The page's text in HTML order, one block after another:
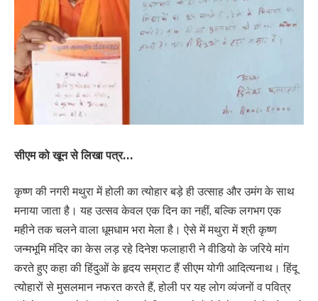
सीएम को खून से लिखा पत्र…
कृष्ण की नगरी मथुरा में होली का त्योहार बड़े ही उत्साह और उमंग के साथ
मनाया जाता है। यह उत्सव केवल एक दिन का नहीं, बल्कि लगभग एक
महीने तक चलने वाला धूमधाम भरा मेला है। ऐसे में मथुरा में श्री कृष्ण
जन्मभूमि मंदिर का केस लड़ रहे दिनेश फलाहारी ने वीडियो के जरिये मांग
करते हुए कहा की हिंदुओं के हृदय सम्राट हैं सीएम योगी आदित्यनाथ। हिंदू
त्योहारों से मुसलमान नफरत करते हैं, होली पर यह लोग व्यंजनों व पवित्र